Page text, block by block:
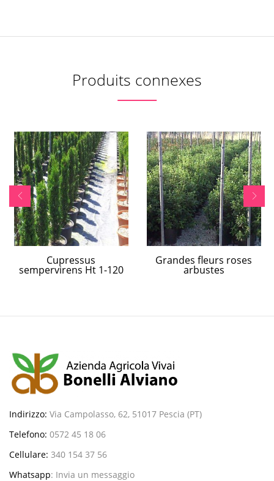
Produits connexes
Cupressus
sempervirens Ht 1-120
Grandes fleurs roses
arbustes
Indirizzo: Via Campolasso, 62, 51017 Pescia (PT)
Telefono: 0572 45 18 06
Cellulare: 340 154 37 56
Whatsapp: Invia un messaggio